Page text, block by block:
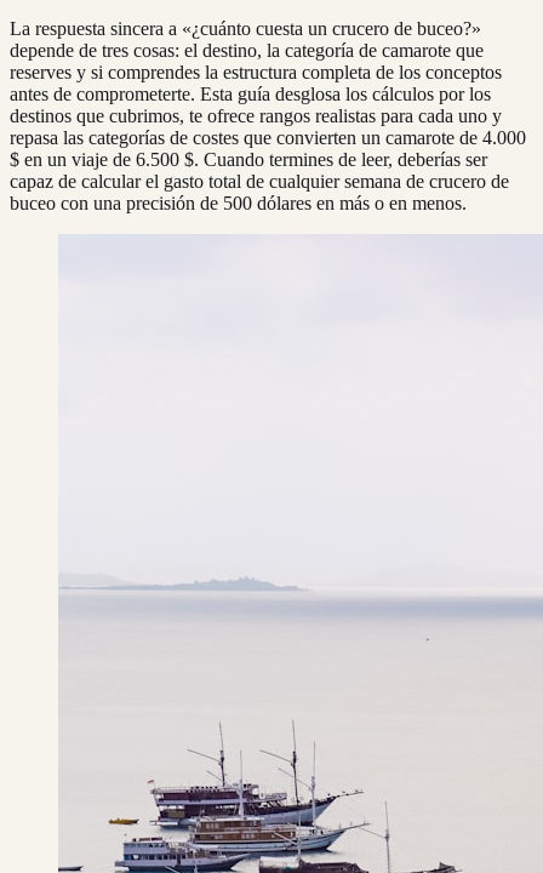
La respuesta sincera a «¿cuánto cuesta un crucero de buceo?»
depende de tres cosas: el destino, la categoría de camarote que
reserves y si comprendes la estructura completa de los conceptos
antes de comprometerte. Esta guía desglosa los cálculos por los
destinos que cubrimos, te ofrece rangos realistas para cada uno y
repasa las categorías de costes que convierten un camarote de 4.000
$ en un viaje de 6.500 $. Cuando termines de leer, deberías ser
capaz de calcular el gasto total de cualquier semana de crucero de
buceo con una precisión de 500 dólares en más o en menos.